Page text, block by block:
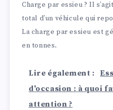
Charge par essieu ? Il
total d’un véhicule qui
La charge par essieu est
en tonnes.
Lire également :
d'occasion : à quoi
attention ?